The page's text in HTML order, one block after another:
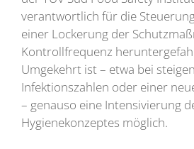
verantwortlich für die
einer Lockerung der
Kontrollfrequenz
Umgekehrt ist – etwa bei
Infektionszahlen oder einer
– genauso eine Intensivierung
Hygienekonzeptes möglich.